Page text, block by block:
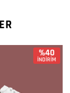
%40
İNDİRİM